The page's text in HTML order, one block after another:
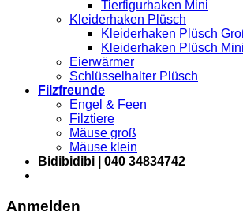
Tierfigurhaken Mini
Kleiderhaken Plüsch
Kleiderhaken Plüsch
Kleiderhaken Plüsch Mini
Eierwärmer
Schlüsselhalter Plüsch
Filzfreunde
Engel & Feen
Filztiere
Mäuse groß
Mäuse klein
Bidibidibi | 040 34834742
Anmelden